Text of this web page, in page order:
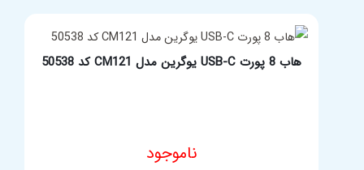
هاب 8 پورت USB-C یوگرین مدل CM121 کد 50538
ناموجود